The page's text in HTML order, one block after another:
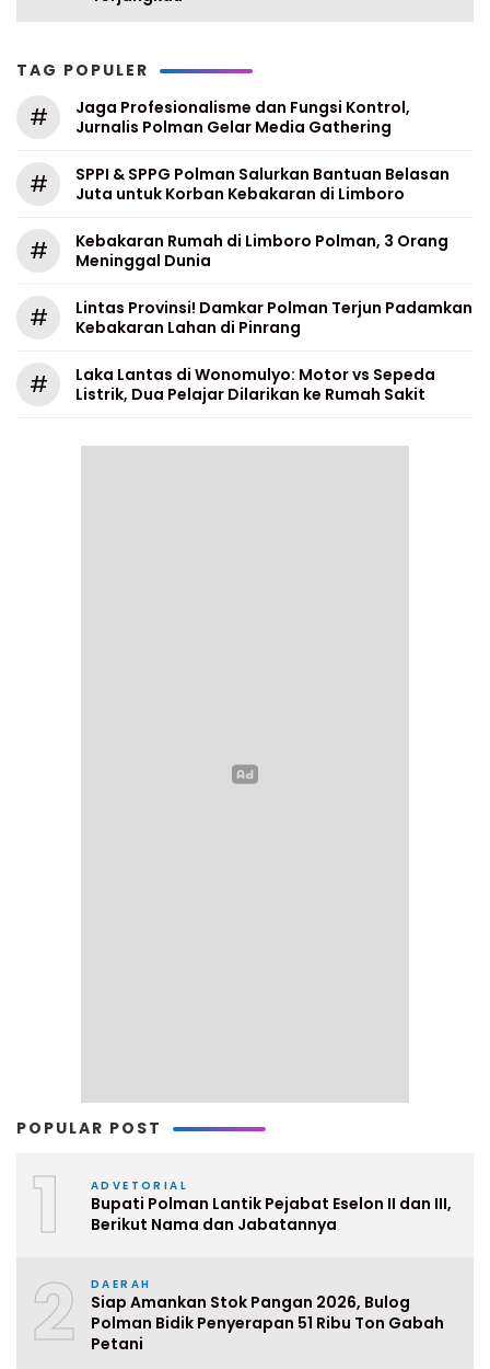
TAG POPULER
#
Jaga Profesionalisme dan Fungsi Kontrol,
Jurnalis Polman Gelar Media Gathering
#
SPPI & SPPG Polman Salurkan Bantuan Belasan
Juta untuk Korban Kebakaran di Limboro
#
Kebakaran Rumah di Limboro Polman, 3 Orang
Meninggal Dunia
#
Lintas Provinsi! Damkar Polman Terjun Padamkan
Kebakaran Lahan di Pinrang
#
Laka Lantas di Wonomulyo: Motor vs Sepeda
Listrik, Dua Pelajar Dilarikan ke Rumah Sakit
POPULAR POST
1 ADVETORIAL
Bupati Polman Lantik Pejabat Eselon II dan III,
Berikut Nama dan Jabatannya
2 DAERAH
Siap Amankan Stok Pangan 2026, Bulog
Polman Bidik Penyerapan 51 Ribu Ton Gabah
Petani